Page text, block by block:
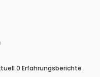
0 Erfahrungsberichte